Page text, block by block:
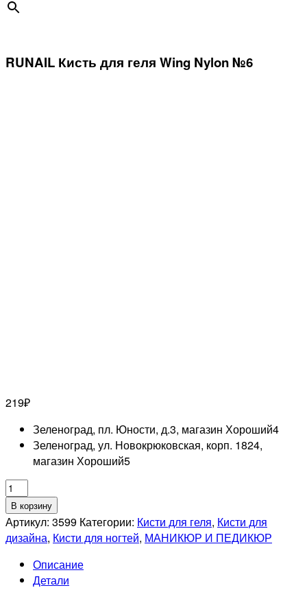
RUNAIL Кисть для геля Wing Nylon №6
219₽
Зеленоград, пл. Юности, д.3, магазин Хороший4
Зеленоград, ул. Новокрюковская, корп. 1824,
магазин Хороший5
Количество
товара
RUNAIL
Кисть
геля
Wing
В корзину
Артикул: 3599 Категории: Кисти для геля, Кисти для
дизайна, Кисти для ногтей, МАНИКЮР И ПЕДИКЮР
Описание
Детали